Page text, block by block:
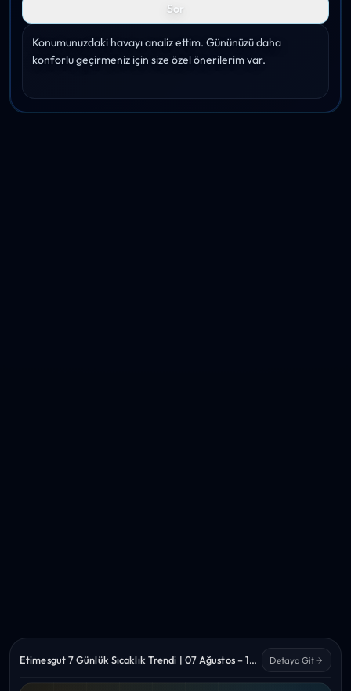
Sor
Konumunuzdaki havayı analiz ettim. Gününüzü daha
konforlu geçirmeniz için size özel önerilerim var.
Etimesgut 7 Günlük Sıcaklık Trendi | 07 Ağustos – 13 Ağustos 2026 Detaya Git